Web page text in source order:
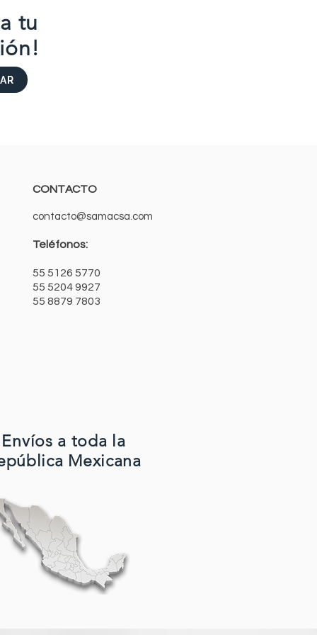
tu
CONTACTO
contacto@samacsa.com
Teléfonos:
55 5126 5770
55 5204 9927
55 8879 7803
Envíos a toda la
Mexicana